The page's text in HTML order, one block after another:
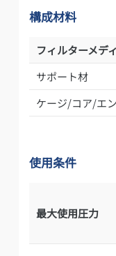
構成材料
フィルターメデ
サポート材
ケージ/コア/エ
使用条件
最大使用圧力